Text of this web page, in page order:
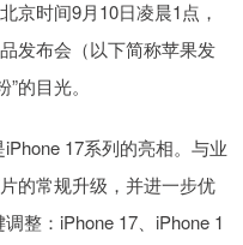
京时间9月10日凌晨1点，
发布会（以下简称苹果发
的目光。
17系列的亮相。与业
的常规升级，并进一步优
整：iPhone 17、iPhone 1